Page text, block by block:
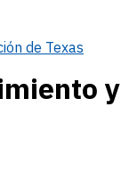
de Texas
y